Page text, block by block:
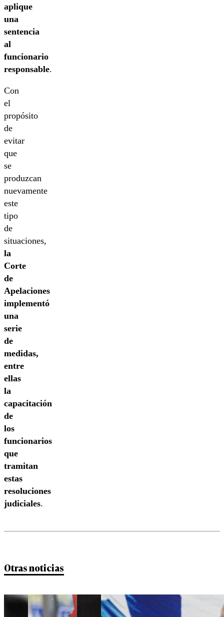
aplique
una
sentencia
al
funcionario
responsable.
Con
el
propósito
de
evitar
que
se
produzcan
nuevamente
este
tipo
de
situaciones,
la
Corte
de
Apelaciones
implementó
una
serie
de
medidas,
entre
ellas
la
capacitación
de
los
funcionarios
que
tramitan
estas
resoluciones
judiciales.
Otras noticias